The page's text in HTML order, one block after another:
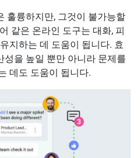
훌륭하지만, 그것이 불가능할
같은 온라인 도구는 대화, 피
지하는 데 도움이 됩니다. 효
을 높일 뿐만 아니라 문제를
데도 도움이 됩니다.